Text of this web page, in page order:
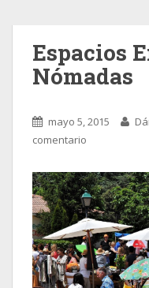
Espacios
Nómadas
mayo 5, 2015
comentario